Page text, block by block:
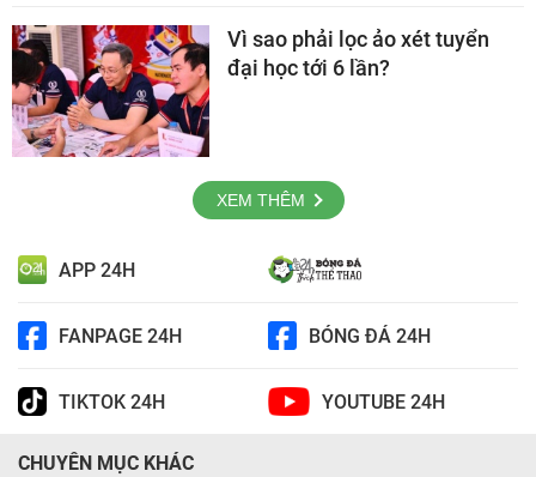
Vì sao phải lọc ảo xét tuyển
đại học tới 6 lần?
XEM THÊM
APP 24H
FANPAGE 24H BÓNG ĐÁ 24H
TIKTOK 24H YOUTUBE 24H
CHUYÊN MỤC KHÁC